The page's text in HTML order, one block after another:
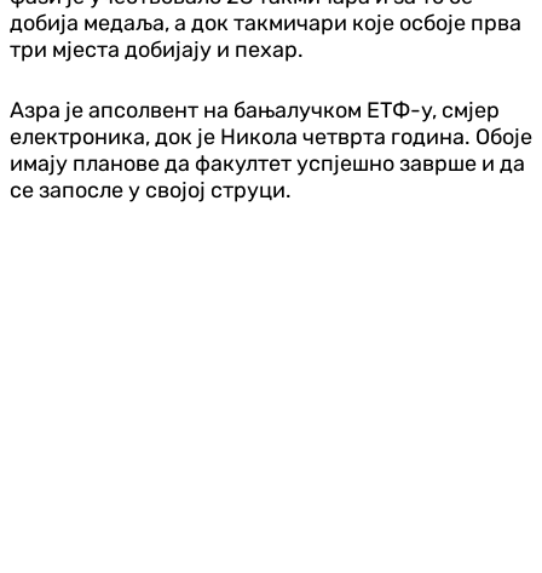
добија медаља, а док такмичари које осбоје прва
три мјеста добијају и пехар.
Азра је апсолвент на бањалучком ЕТФ-у, смјер
електроника, док је Никола четврта година. Обоје
имају планове да факултет успјешно заврше и да
се запосле у својој струци.